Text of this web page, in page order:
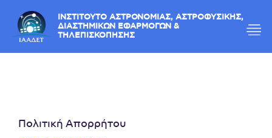
ΙΝΣΤΙΤΟΥΤΟ ΑΣΤΡΟΝΟΜΙΑΣ, ΑΣΤΡΟΦΥΣΙΚΗΣ,
ΔΙΑΣΤΗΜΙΚΩΝ ΕΦΑΡΜΟΓΩΝ &
ΤΗΛΕΠΙΣΚΟΠΗΣΗΣ
Πολιτική Απορρήτου